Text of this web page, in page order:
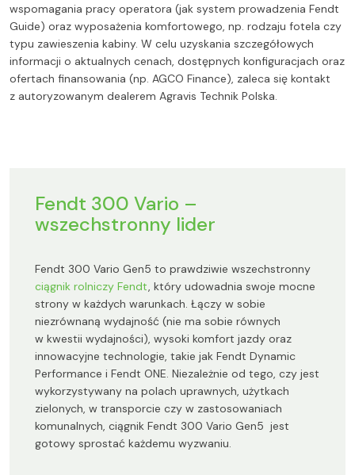
wspomagania pracy operatora (jak system prowadzenia Fendt
Guide) oraz wyposażenia komfortowego, np. rodzaju fotela czy
typu zawieszenia kabiny. W celu uzyskania szczegółowych
informacji o aktualnych cenach, dostępnych konfiguracjach oraz
ofertach finansowania (np. AGCO Finance), zaleca się kontakt
z autoryzowanym dealerem Agravis Technik Polska.
Fendt 300 Vario –
wszechstronny lider
Fendt 300 Vario Gen5 to prawdziwie wszechstronny
ciągnik rolniczy Fendt, który udowadnia swoje mocne
strony w każdych warunkach. Łączy w sobie
niezrównaną wydajność (nie ma sobie równych
w kwestii wydajności), wysoki komfort jazdy oraz
innowacyjne technologie, takie jak Fendt Dynamic
Performance i Fendt ONE. Niezależnie od tego, czy jest
wykorzystywany na polach uprawnych, użytkach
zielonych, w transporcie czy w zastosowaniach
komunalnych, ciągnik Fendt 300 Vario Gen5 jest
gotowy sprostać każdemu wyzwaniu.